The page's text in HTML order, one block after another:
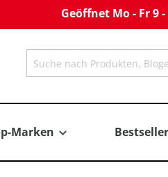
Geöffnet Mo - Fr 9
Marken Bestseller